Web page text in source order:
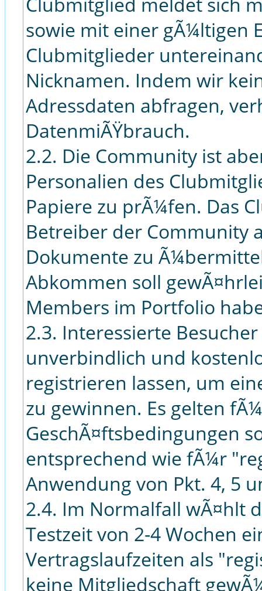
sowie mit einer gÃ¼ltigen
Clubmitglieder
Nicknamen. Indem wir
Adressdaten abfragen,
DatenmiÃŸbrauch.
2.2. Die Community ist
Personalien des
Papiere zu prÃ¼fen. Das
Betreiber der Community
Dokumente zu
Abkommen soll
Members im Portfolio
2.3. Interessierte
unverbindlich und
registrieren lassen, um
zu gewinnen. Es gelten
GeschÃ¤ftsbedingungen
entsprechend wie fÃ¼r
Anwendung von Pkt. 4, 5
2.4. Im Normalfall wÃ¤hlt
Testzeit von 2-4 Wochen
Vertragslaufzeiten als
keine Mitgliedschaft